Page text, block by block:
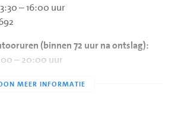
op het opvangflesje
– 16:00 uur
(binnen 72 uur na ontslag):
– 20:00 uur